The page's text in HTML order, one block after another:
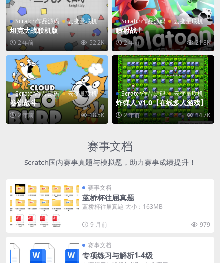
Scratch作品源码 云变量联机
坦克大战联机版
2 年前 52.2K
Scratch作品源码 云变量联机
喷射战士
2 年前 21.8K
Scratch作品源码 云变量联机
卷饼战斗
2 年前 18.5K
Scratch作品源码 云变量联机
炸弹人 v1.0【在线多人游戏】
2 年前 14.7K
赛事文档
Scratch国内赛事真题与模拟题，助力赛事成绩提升！
赛事文档
蓝桥杯往届真题
蓝桥杯往届真题 大小：163MB
9 月前 979
赛事文档
专项练习与解析1-4级